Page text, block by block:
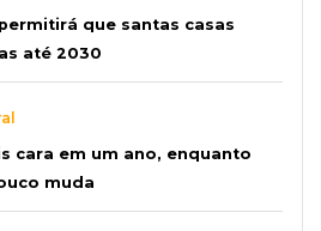
que santas casas
até 2030
cara em um ano, enquanto
muda